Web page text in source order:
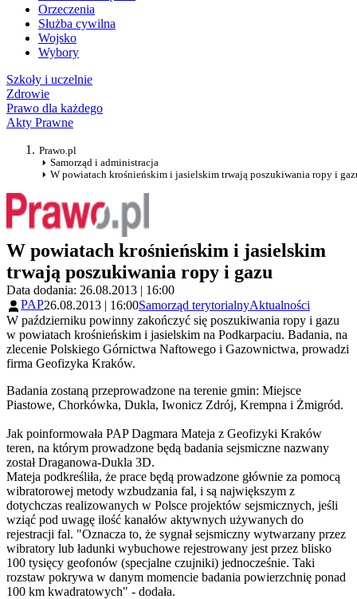
Orzeczenia
Służba cywilna
Wojsko
Wybory
Szkoły i uczelnie
Zdrowie
Prawo dla każdego
Akty Prawne
Prawo.pl
Samorząd i administracja
W powiatach krośnieńskim i jasielskim trwają poszukiwania ropy i
W powiatach krośnieńskim i jasielskim
trwają poszukiwania ropy i gazu
Data dodania: 26.08.2013 | 16:00
PAP26.08.2013 | 16:00Samorząd terytorialnyAktualności
W październiku powinny zakończyć się poszukiwania ropy i gazu
w powiatach krośnieńskim i jasielskim na Podkarpaciu. Badania, na
zlecenie Polskiego Górnictwa Naftowego i Gazownictwa, prowadzi
firma Geofizyka Kraków.
Badania zostaną przeprowadzone na terenie gmin: Miejsce
Piastowe, Chorkówka, Dukla, Iwonicz Zdrój, Krempna i Żmigród.
Jak poinformowała PAP Dagmara Mateja z Geofizyki Kraków
teren, na którym prowadzone będą badania sejsmiczne nazwany
został Draganowa-Dukla 3D.
Mateja podkreśliła, że prace będą prowadzone głównie za pomocą
wibratorowej metody wzbudzania fal, i są największym z
dotychczas realizowanych w Polsce projektów sejsmicznych, jeśli
wziąć pod uwagę ilość kanałów aktywnych używanych do
rejestracji fal. "Oznacza to, że sygnał sejsmiczny wytwarzany przez
wibratory lub ładunki wybuchowe rejestrowany jest przez blisko
100 tysięcy geofonów (specjalne czujniki) jednocześnie. Taki
rozstaw pokrywa w danym momencie badania powierzchnię ponad
100 km kwadratowych" - dodała.